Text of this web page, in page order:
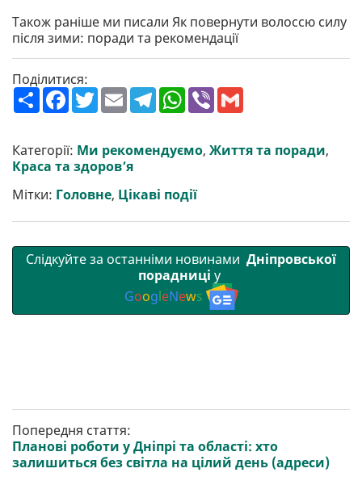
Також раніше ми писали Як повернути волоссю силу
після зими: поради та рекомендації
Поділитися:
П
о
р
и
т
F
a
b
o
o
T
w
e
r
E
m
l
T
e
g
r
m
W
h
s
A
p
V
r l
Категорії: Ми рекомендуємо, Життя та поради,
Краса та здоров’я
Мітки: Головне, Цікаві події
Слідкуйте за останніми новинами Дніпровської
порадниці у
GoogleNews
Попередня стаття:
Планові роботи у Дніпрі та області: хто
залишиться без світла на цілий день (адреси)